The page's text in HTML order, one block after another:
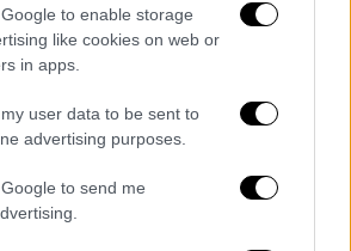
to enable storage
like cookies on web or
in apps.
user data to be sent to
advertising purposes.
to send me
νοσοκομείου Μεταξά,
δήλωσε:
Ντύλαν, γίνεται
ομάδας ανθρώπων που
φροντίδα,
ελπίδα στους ογκολογικούς